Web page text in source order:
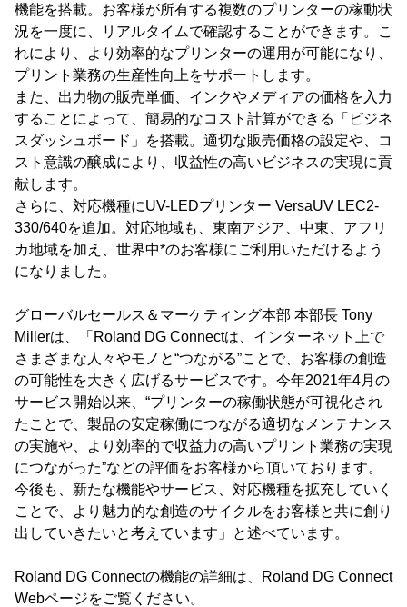
機能を搭載。お客様が所有する複数のプリンターの稼動状
況を一度に、リアルタイムで確認することができます。こ
れにより、より効率的なプリンターの運用が可能になり、
プリント業務の生産性向上をサポートします。
また、出力物の販売単価、インクやメディアの価格を入力
することによって、簡易的なコスト計算ができる「ビジネ
スダッシュボード」を搭載。適切な販売価格の設定や、コ
スト意識の醸成により、収益性の高いビジネスの実現に貢
献します。
さらに、対応機種にUV-LEDプリンター VersaUV LEC2-
330/640を追加。対応地域も、東南アジア、中東、アフリ
カ地域を加え、世界中*のお客様にご利用いただけるよう
になりました。
グローバルセールス＆マーケティング本部 本部長 Tony
Millerは、「Roland DG Connectは、インターネット上で
さまざまな人々やモノと“つながる”ことで、お客様の創造
の可能性を大きく広げるサービスです。今年2021年4月の
サービス開始以来、“プリンターの稼働状態が可視化され
たことで、製品の安定稼働につながる適切なメンテナンス
の実施や、より効率的で収益力の高いプリント業務の実現
につながった”などの評価をお客様から頂いております。
今後も、新たな機能やサービス、対応機種を拡充していく
ことで、より魅力的な創造のサイクルをお客様と共に創り
出していきたいと考えています」と述べています。
Roland DG Connectの機能の詳細は、Roland DG Connect
Webページをご覧ください。